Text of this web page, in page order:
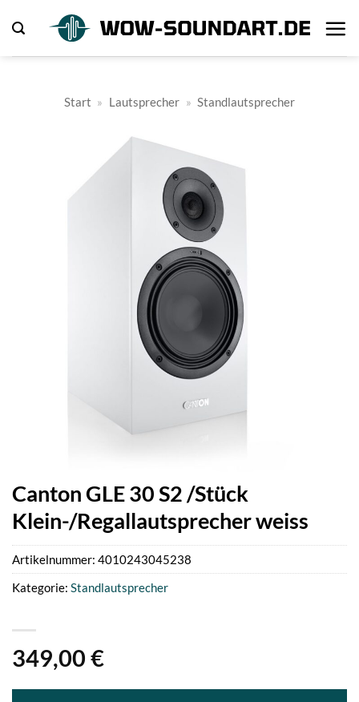
Inhalt
springen
Start » Lautsprecher » Standlautsprecher
Canton GLE 30 S2 /Stück
Klein-/Regallautsprecher weiss
349,00 €
Artikelnummer: 4010243045238
Kategorie: Standlautsprecher